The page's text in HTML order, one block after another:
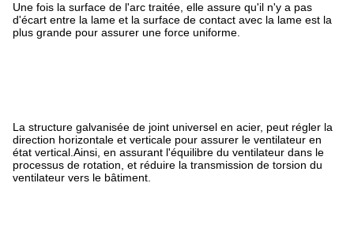
Une fois la surface de l'arc traitée, elle assure qu'il n'y a pas
d'écart entre la lame et la surface de contact avec la lame est la
plus grande pour assurer une force uniforme.
La structure galvanisée de joint universel en acier, peut régler la
direction horizontale et verticale pour assurer le ventilateur en
état vertical.Ainsi, en assurant l'équilibre du ventilateur dans le
processus de rotation, et réduire la transmission de torsion du
ventilateur vers le bâtiment.